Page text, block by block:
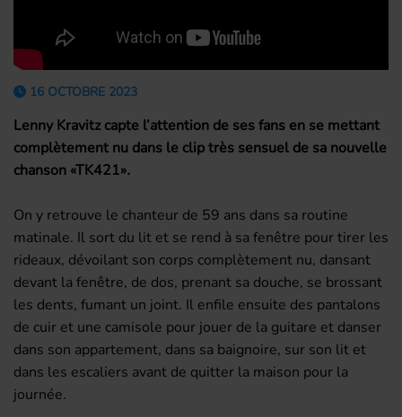
16 OCTOBRE 2023
Lenny Kravitz capte l’attention de ses fans en se mettant
complètement nu dans le clip très sensuel de sa nouvelle
chanson «TK421».
On y retrouve le chanteur de 59 ans dans sa routine
matinale. Il sort du lit et se rend à sa fenêtre pour tirer les
rideaux, dévoilant son corps complètement nu, dansant
devant la fenêtre, de dos, prenant sa douche, se brossant
les dents, fumant un joint. Il enfile ensuite des pantalons
de cuir et une camisole pour jouer de la guitare et danser
dans son appartement, dans sa baignoire, sur son lit et
dans les escaliers avant de quitter la maison pour la
journée.